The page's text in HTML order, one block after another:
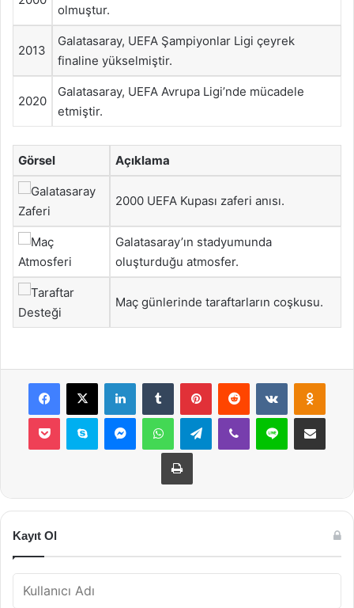
olmuştur.
2013
Galatasaray, UEFA Şampiyonlar Ligi çeyrek
finaline yükselmiştir.
2020
Galatasaray, UEFA Avrupa Ligi’nde mücadele
etmiştir.
Görsel Açıklama
2000 UEFA Kupası zaferi anısı.
Galatasaray’ın stadyumunda
oluşturduğu atmosfer.
Maç günlerinde taraftarların coşkusu.
Facebook
X LinkedInTumblr PinterestReddit VKontakte
Pocket Skype MessengerWhatsAppTelegramViber Line E-Posta ile
Yazdır
Kayıt Ol